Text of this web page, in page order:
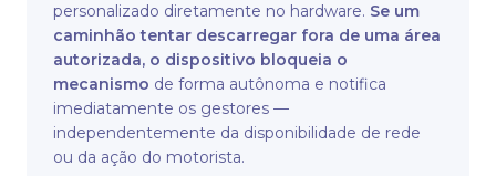
personalizado diretamente no hardware. Se um
caminhão tentar descarregar fora de uma área
autorizada, o dispositivo bloqueia o
mecanismo de forma autônoma e notifica
imediatamente os gestores —
independentemente da disponibilidade de rede
ou da ação do motorista.